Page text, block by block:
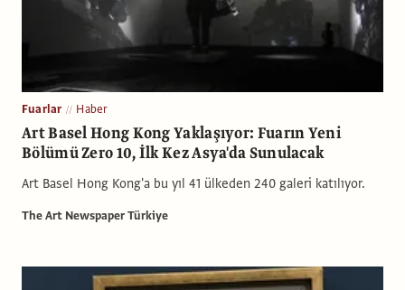
Fuarlar Haber
Art Basel Hong Kong Yaklaşıyor: Fuarın Yeni
Bölümü Zero 10, İlk Kez Asya'da Sunulacak
Art Basel Hong Kong'a bu yıl 41 ülkeden 240 galeri katılıyor.
The Art Newspaper Türkiye